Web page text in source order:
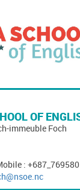
OF
immeuble Foch
: +687_769580